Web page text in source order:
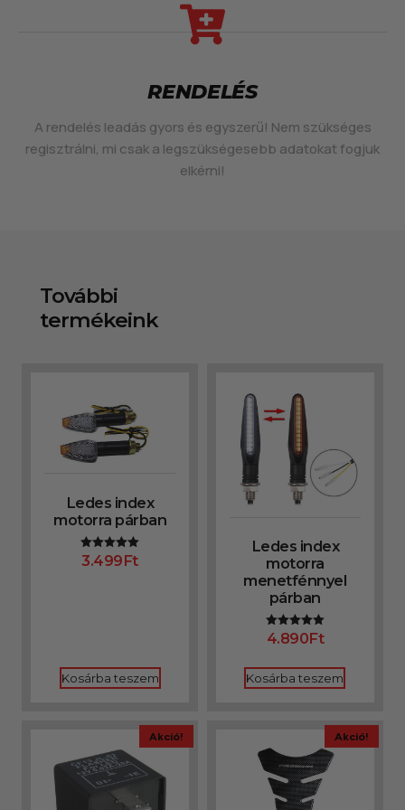
RENDELÉS
A rendelés leadás gyors és egyszerű! Nem szükséges
regisztrálni, mi csak a legszükségesebb adatokat fogjuk
elkérni!
További
termékeink
Ledes index
motorra párban
Értékelés:
5.00
3.499Ft
Kosárba teszem
Ledes index
motorra
menetfénnyel
párban
Értékelés:
5.00
4.890Ft
Kosárba teszem
Akció! Akció!